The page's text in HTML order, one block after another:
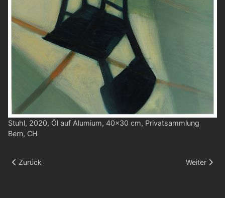
Stuhl, 2020, Öl auf Alumium, 40x30 cm, Privatsammlung
Bern, CH
Vorheriger Beitrag: Tigermaske II
Zurück Nächster
Weiter